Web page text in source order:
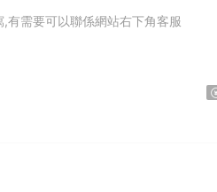
有需要可以聯係網站右下角客服